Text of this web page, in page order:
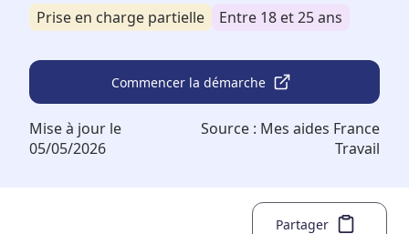
Prise en charge partielle Entre 18 et 25 ans
Commencer la démarche
Mise à jour le
05/05/2026
Source : Mes aides France
Travail
Partager